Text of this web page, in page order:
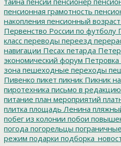
пенсионная грамотность
накопления пенсионный возраст
Первенство России по футболу
класс переводы переезд
навигации Песах петарда
экономический форум Петровка
зона пешеходные переходы
Пивенко пикет пикник Пикник
пиротехника письмо в редакцию
питание план мероприятий
плитка площадь Ленина
побег из колонии побои
погода погорельцы
режим подарки